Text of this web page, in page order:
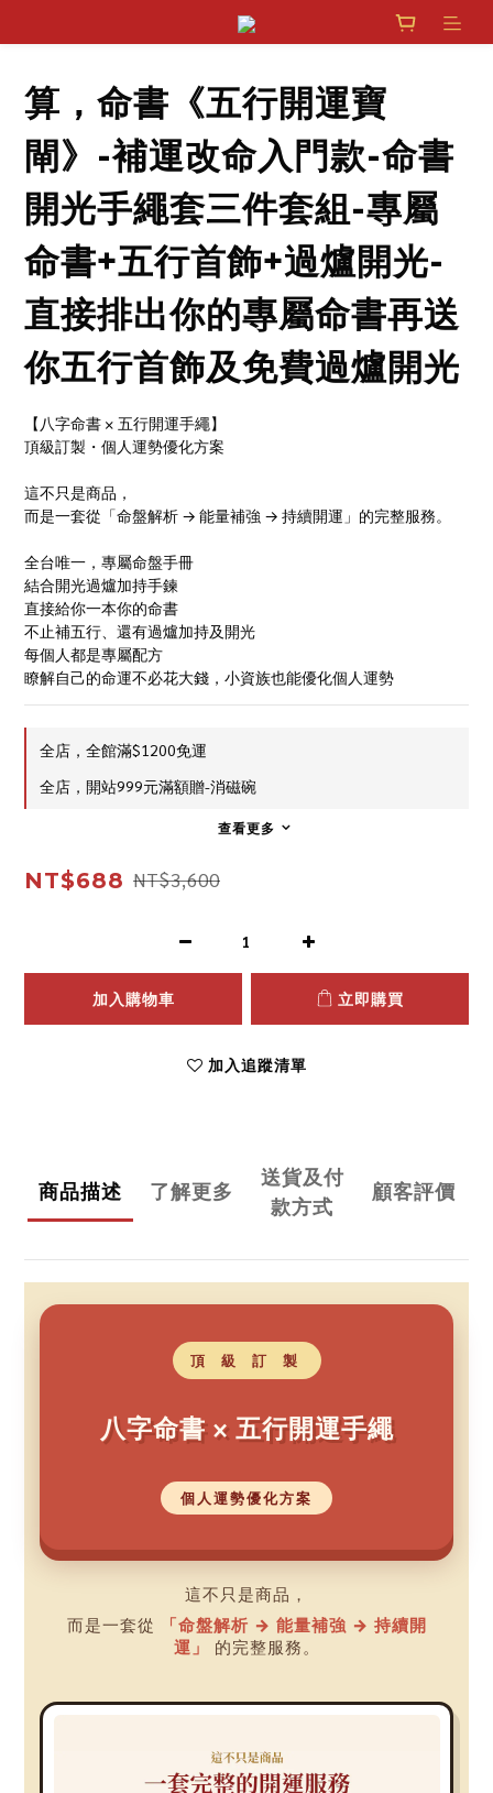
算，命書《五行開運寶
閘》-補運改命入門款-命書
開光手繩套三件套組-專屬
命書+五行首飾+過爐開光-
直接排出你的專屬命書再送
你五行首飾及免費過爐開光
【八字命書 × 五行開運手繩】
頂級訂製・個人運勢優化方案
這不只是商品，
而是一套從「命盤解析 → 能量補強 → 持續開運」的完整服務。
全台唯一，專屬命盤手冊
結合開光過爐加持手鍊
直接給你一本你的命書
不止補五行、還有過爐加持及開光
每個人都是專屬配方
瞭解自己的命運不必花大錢，小資族也能優化個人運勢
全店，全館滿$1200免運
全店，開站999元滿額贈-消磁碗
查看更多
NT$688 NT$3,600
加入購物車 立即購買
加入追蹤清單
商品描述 了解更多
送貨及付
款方式
顧客評價
頂 級 訂 製
八字命書 × 五行開運手繩
個人運勢優化方案
這不只是商品，
而是一套從
「命盤解析 → 能量補強 → 持續開
運」
的完整服務。